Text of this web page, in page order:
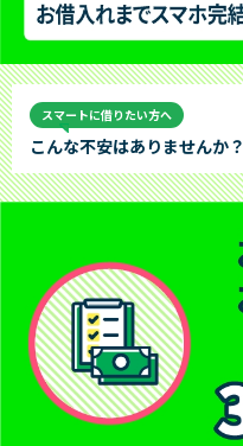
スマートに借りたい方へ
こんな不安はありませんか？